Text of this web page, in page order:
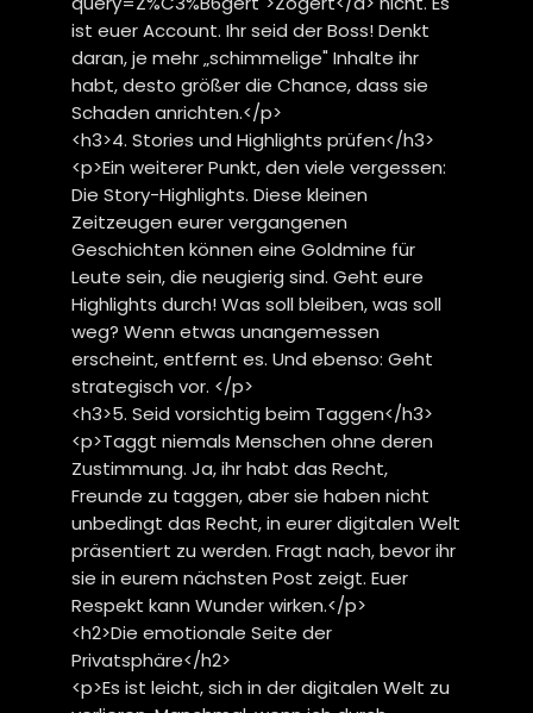
ist euer Account. Ihr seid der Boss! Denkt
daran, je mehr „schimmelige" Inhalte ihr
habt, desto größer die Chance, dass sie
Schaden anrichten.</p>
<h3>4. Stories und Highlights prüfen</h3>
<p>Ein weiterer Punkt, den viele vergessen:
Die Story-Highlights. Diese kleinen
Zeitzeugen eurer vergangenen
Geschichten können eine Goldmine für
Leute sein, die neugierig sind. Geht eure
Highlights durch! Was soll bleiben, was soll
weg? Wenn etwas unangemessen
erscheint, entfernt es. Und ebenso: Geht
strategisch vor. </p>
<h3>5. Seid vorsichtig beim Taggen</h3>
<p>Taggt niemals Menschen ohne deren
Zustimmung. Ja, ihr habt das Recht,
Freunde zu taggen, aber sie haben nicht
unbedingt das Recht, in eurer digitalen Welt
präsentiert zu werden. Fragt nach, bevor ihr
sie in eurem nächsten Post zeigt. Euer
Respekt kann Wunder wirken.</p>
<h2>Die emotionale Seite der
Privatsphäre</h2>
<p>Es ist leicht, sich in der digitalen Welt zu